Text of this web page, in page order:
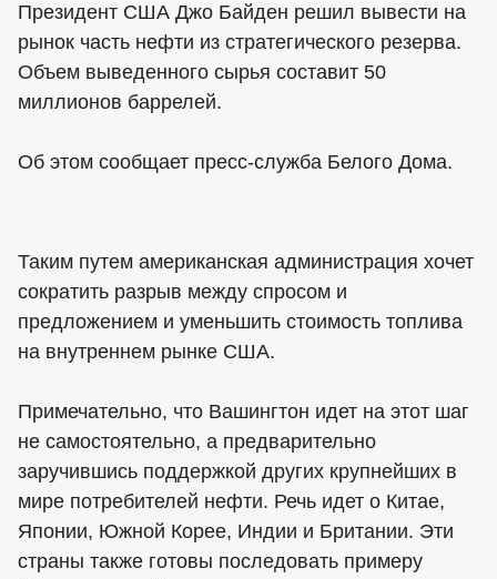
Президент США Джо Байден решил вывести на
рынок часть нефти из стратегического резерва.
Объем выведенного сырья составит 50
миллионов баррелей.
Об этом сообщает пресс-служба Белого Дома.
Таким путем американская администрация хочет
сократить разрыв между спросом и
предложением и уменьшить стоимость топлива
на внутреннем рынке США.
Примечательно, что Вашингтон идет на этот шаг
не самостоятельно, а предварительно
заручившись поддержкой других крупнейших в
мире потребителей нефти. Речь идет о Китае,
Японии, Южной Корее, Индии и Британии. Эти
страны также готовы последовать примеру